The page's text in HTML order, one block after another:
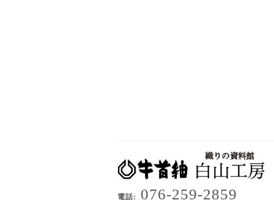
電話: 076-259-2859